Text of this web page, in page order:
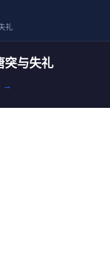
礼
突与失礼
→